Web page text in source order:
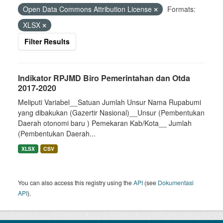
Open Data Commons Attribution License
Formats:
XLSX
Filter Results
Indikator RPJMD Biro Pemerintahan dan Otda
2017-2020
Meliputi Variabel__Satuan Jumlah Unsur Nama Rupabumi
yang dibakukan (Gazertir Nasional)__Unsur (Pembentukan
Daerah otonomi baru ) Pemekaran Kab/Kota__ Jumlah
(Pembentukan Daerah...
XLSX CSV
You can also access this registry using theAPI (see Dokumentasi
API).